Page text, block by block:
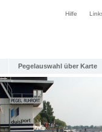
Hilfe
Pegelauswahl über Karte